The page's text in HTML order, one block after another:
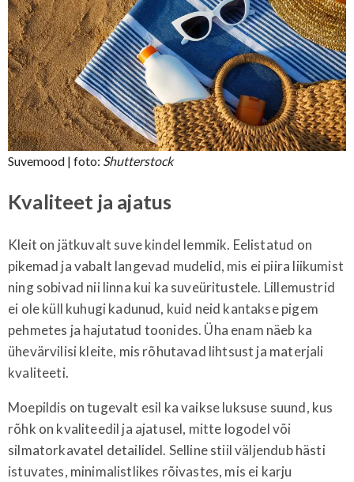
Suvemood | foto: Shutterstock
Kvaliteet ja ajatus
Kleit on jätkuvalt suve kindel lemmik. Eelistatud on
pikemad ja vabalt langevad mudelid, mis ei piira liikumist
ning sobivad nii linna kui ka suveüritustele. Lillemustrid
ei ole küll kuhugi kadunud, kuid neid kantakse pigem
pehmetes ja hajutatud toonides. Üha enam näeb ka
ühevärvilisi kleite, mis rõhutavad lihtsust ja materjali
kvaliteeti.
Moepildis on tugevalt esil ka vaikse luksuse suund, kus
rõhk on kvaliteedil ja ajatusel, mitte logodel või
silmatorkavatel detailidel. Selline stiil väljendub hästi
istuvates, minimalistlikes rõivastes, mis ei karju